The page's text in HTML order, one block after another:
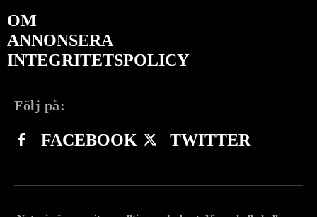
OM
ANNONSERA
INTEGRITETSPOLICY
Följ på:
FACEBOOK TWITTER